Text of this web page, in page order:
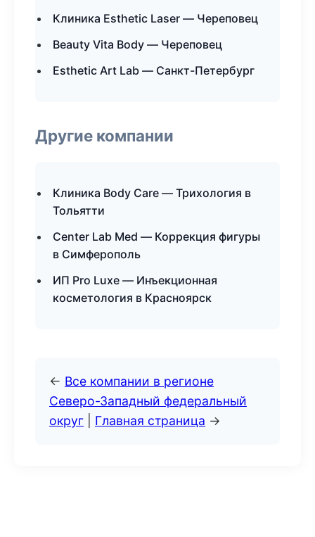
Клиника Esthetic Laser — Череповец
Beauty Vita Body — Череповец
Esthetic Art Lab — Санкт-Петербург
Другие компании
Клиника Body Care — Трихология в
Тольятти
Center Lab Med — Коррекция фигуры
в Симферополь
ИП Pro Luxe — Инъекционная
косметология в Красноярск
← Все компании в регионе
Северо-Западный федеральный
округ
Главная страница →